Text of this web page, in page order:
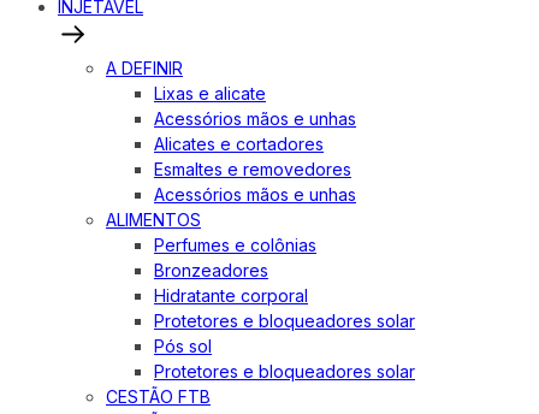
INJETAVEL
A DEFINIR
Lixas e alicate
Acessórios mãos e unhas
Alicates e cortadores
Esmaltes e removedores
Acessórios mãos e unhas
ALIMENTOS
Perfumes e colônias
Bronzeadores
Hidratante corporal
Protetores e bloqueadores solar
Pós sol
Protetores e bloqueadores solar
CESTÃO FTB